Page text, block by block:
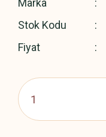
Marka
Stok Kodu
Fiyat